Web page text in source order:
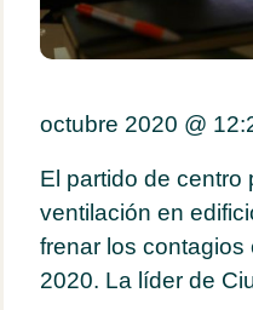
octubre 2020 @
El partido de centro
ventilación en
frenar los
2020. La líder de